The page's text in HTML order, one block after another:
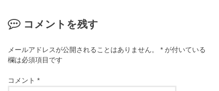
コメントを残す
メールアドレスが公開されることはありません。 * が付いている
欄は必須項目です
コメント*